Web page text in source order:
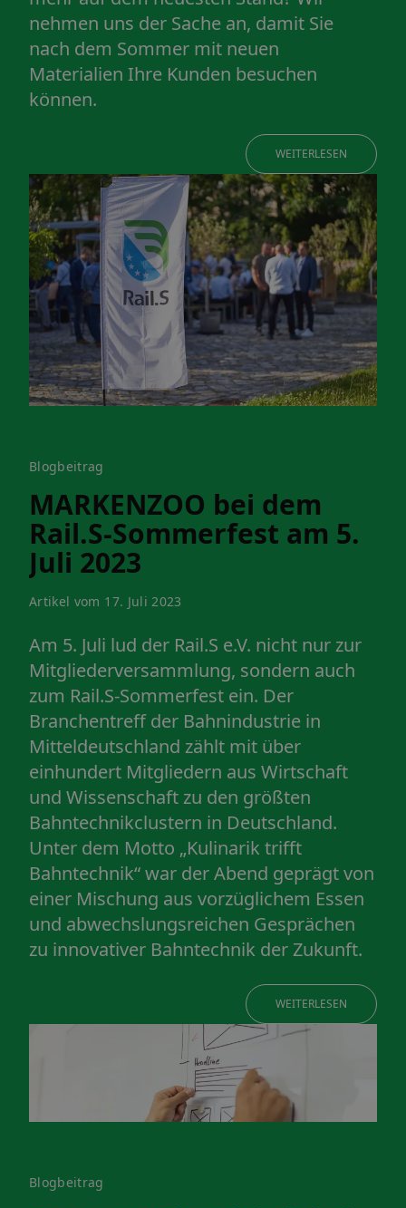
nehmen uns der Sache an, damit Sie
nach dem Sommer mit neuen
Materialien Ihre Kunden besuchen
können.
WEITERLESEN
Blogbeitrag
MARKENZOO bei dem
Rail.S-Sommerfest am 5.
Juli 2023
Artikel vom 17. Juli 2023
Am 5. Juli lud der Rail.S e.V. nicht nur zur
Mitgliederversammlung, sondern auch
zum Rail.S-Sommerfest ein. Der
Branchentreff der Bahnindustrie in
Mitteldeutschland zählt mit über
einhundert Mitgliedern aus Wirtschaft
und Wissenschaft zu den größten
Bahntechnikclustern in Deutschland.
Unter dem Motto „Kulinarik trifft
Bahntechnik“ war der Abend geprägt von
einer Mischung aus vorzüglichem Essen
und abwechslungsreichen Gesprächen
zu innovativer Bahntechnik der Zukunft.
WEITERLESEN
Blogbeitrag